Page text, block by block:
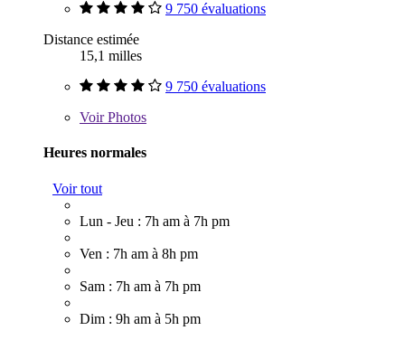
9 750 évaluations
Distance estimée
15,1 milles
9 750 évaluations
VoirPhotos
Heures normales
Voir tout
Lun - Jeu : 7h am à 7h pm
Ven : 7h am à 8h pm
Sam : 7h am à 7h pm
Dim : 9h am à 5h pm